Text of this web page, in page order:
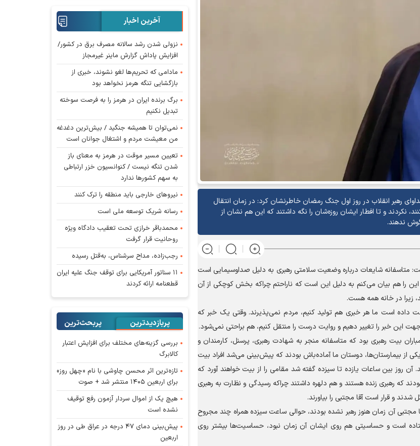
رهبر انقلاب در روز اول جنگ رمضان خاطرنشان کرد: در زمان انتقال
نکردند و تا افطار ایشان روزه‌شان را نگه داشتند که این هم نشان از
ندهند.
متاسفانه شایعات درباره وضعیت سلامتی رهبری به دلیل صداوسیمایی است
را هم بیان می‌کنم به دلیل این است که ناراحتم چراکه بخش کوچکی از آن
زیرا در خانه همه هست.
داده است ما هر خبری هم تولید کنیم، مردم نمی‌پذیرند. وقتی یک خبر که
خبر را تغییر دهیم و روایت درست را منتقل کنیم، هم براحتی نمی‌شود.
بیت رهبری بود که متاسفانه منجر به شهادت رهبری، پرسنل، کارمندان و
از بیمارستان‌ها، دوستان ما آماده‌باش بودند که پیش‌بینی می‌شد افراد بیت
آن روز بین ساعات یازده تا سیزده گفته شد مقامی را از بیت خواهند آورد که
که رهبری زنده هستند و هم دلهره داشتند چراکه رسیدگی و نظارت به رهبری
و قرار است آقا مجتبی را بیاورند.
آن زمان هنوز رهبر نشده بودند، حوالی ساعت سیزده همراه چند مجروح
است و حساسیتی هم روی ایشان آن زمان نبود، حساسیت‌ها بیشتر روی
آخرین اخبار
نزولی شدن رشد سالانه مصرف برق در کشور/
افزایش پاداش گزارش ماینر غیرمجاز
مادامی که تحریم‌ها لغو نشوند، خبری از
بازگشایی تنگه هرمز نخواهد بود
برگ برنده ایران در هرمز را به فرصت سوخته
تبدیل نکنیم
نمی‌توان تا همیشه جنگید / بیش‌ترین دغدغه
من معیشت مردم و اشتغال جوانان است
تعیین مسیر موقت در هرمز به معنای باز
شدن تنگه نیست / کنوانسیون خزر ارتباطی
به سهم کشورها ندارد
نیروهای خارجی باید منطقه را ترک کنند
رسانه شریک توسعه ملی است
محمدباقر خرازی تحت تعقیب دادگاه ویژه
روحانیت قرار گرفت
رجب‌زاده، مداح سرشناس، به‌قتل رسیده
۱۱ سناتور آمریکایی برای توقف جنگ علیه ایران
قطعنامه ارائه کردند
پربازدیدترین پربحث‌ترین‌
بررسی گزینه‌های مختلف برای افزایش اعتبار
کالابرگ
تازه‌ترین اثر محسن چاوشی با نام «چهل روز»
برای اربعین ۱۴۰۵ منتشر شد + صوت
هیچ یک از اموال سردار آزمون رفع توقیف
نشده است
پیش‌بینی دمای ۴۷ درجه در عراق طی در روز
اربعین